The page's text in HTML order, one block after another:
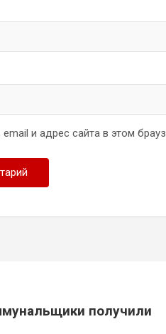
и адрес сайта в этом
получили